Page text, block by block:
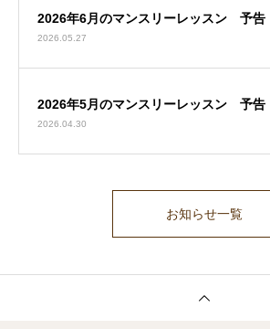
2026年6月のマンスリーレッスン 予告
2026.05.27
2026年5月のマンスリーレッスン 予告
2026.04.30
お知らせ一覧